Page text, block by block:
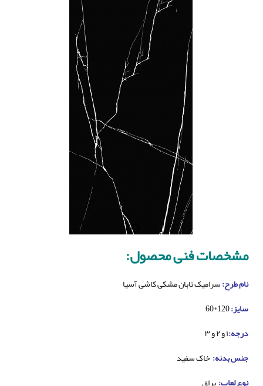
مشخصات فنی محصول:
نام طرح:سرامیک تابان مشکی کاشی آسیا
سایز:
درجه:۱ و ۲ و ۳
جنس بدنه: خاک سفید
نوع لعاب:براق